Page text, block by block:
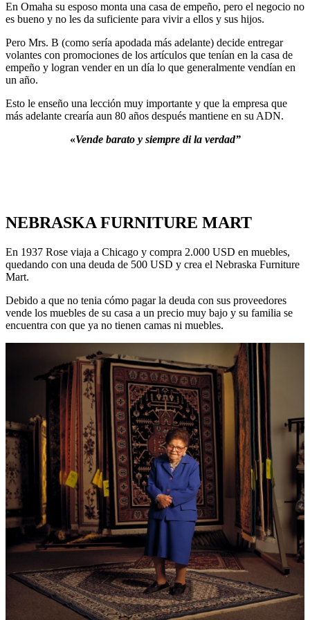
En Omaha su esposo monta una casa de empeño, pero el negocio no
es bueno y no les da suficiente para vivir a ellos y sus hijos.
Pero Mrs. B (como sería apodada más adelante) decide entregar
volantes con promociones de los artículos que tenían en la casa de
empeño y logran vender en un día lo que generalmente vendían en
un año.
Esto le enseño una lección muy importante y que la empresa que
más adelante crearía aun 80 años después mantiene en su ADN.
«Vende barato y siempre di la verdad”
NEBRASKA FURNITURE MART
En 1937 Rose viaja a Chicago y compra 2.000 USD en muebles,
quedando con una deuda de 500 USD y crea el Nebraska Furniture
Mart.
Debido a que no tenia cómo pagar la deuda con sus proveedores
vende los muebles de su casa a un precio muy bajo y su familia se
encuentra con que ya no tienen camas ni muebles.